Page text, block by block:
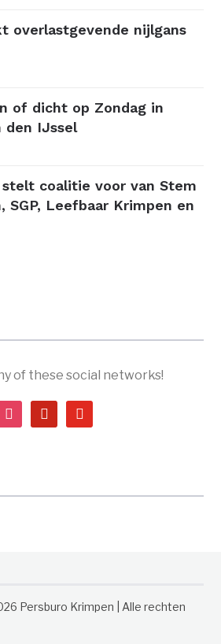
overlastgevende nijlgans
of dicht op Zondag in
den IJssel
coalitie voor van Stem
SGP, Leefbaar Krimpen en
of these social networks!
instagrampinterestyoutube
Persburo Krimpen | Alle rechten